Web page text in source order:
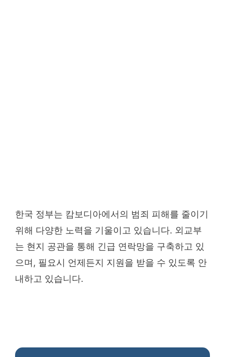
한국 정부는 캄보디아에서의 범죄 피해를 줄이기
위해 다양한 노력을 기울이고 있습니다. 외교부
는 현지 공관을 통해 긴급 연락망을 구축하고 있
으며, 필요시 언제든지 지원을 받을 수 있도록 안
내하고 있습니다.